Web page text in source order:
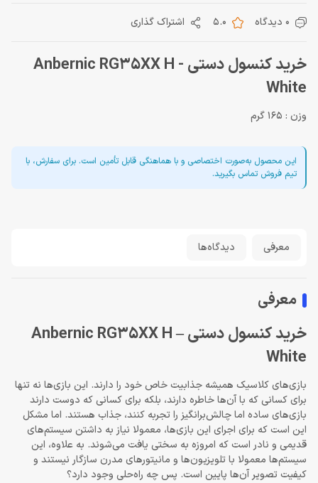
0 دیدگاه 5.0 اشتراک گذاری
خرید کنسول دستی Anbernic RG35XX H -
White
وزن : 165 گرم
این محصول به‌صورت اختصاصی و با هماهنگی قابل تأمین است. برای سفارش، با
تیم فروش تماس بگیرید.
معرفی دیدگاه‌ها
معرفی
خرید کنسول دستی Anbernic RG35XX H –
White
بازی‌های کلاسیک همیشه جذابیت خاص خود را دارند. این بازی‌ها نه تنها
برای کسانی که با آن‌ها خاطره دارند، بلکه برای کسانی که دوست دارند
بازی‌های ساده اما چالش‌برانگیز را تجربه کنند، جذاب هستند. اما مشکل
این است که برای اجرای این بازی‌ها، معمولا نیاز به داشتن سیستم‌های
قدیمی و نادر است که امروزه به سختی یافت می‌شوند. به علاوه، این
سیستم‌ها معمولا با تلویزیون‌ها و مانیتورهای مدرن سازگار نیستند و
کیفیت تصویر آن‌ها پایین است. پس چه راه‌حلی وجود دارد؟